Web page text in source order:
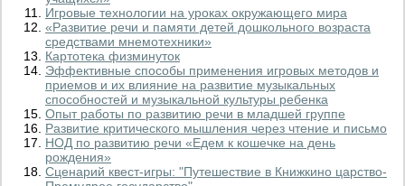
Игровые технологии на уроках окружающего мира
«Развитие речи и памяти детей дошкольного возраста
средствами мнемотехники»
Картотека физминуток
Эффективные способы применения игровых методов и
приемов и их влияние на развитие музыкальных
способностей и музыкальной культуры ребенка
Опыт работы по развитию речи в младшей группе
Развитие критического мышления через чтение и письмо
НОД по развитию речи «Едем к кошечке на день
рождения»
Сценарий квест-игры: "Путешествие в Книжкино царство-